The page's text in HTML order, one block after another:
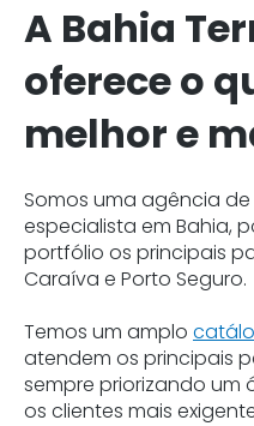
A Bahia
oferece o
melhor e
Somos uma agência
especialista em Bahia,
portfólio os principais
Caraíva e Porto Seguro.
Temos um amplo
atendem os principais
sempre priorizando um
os clientes mais